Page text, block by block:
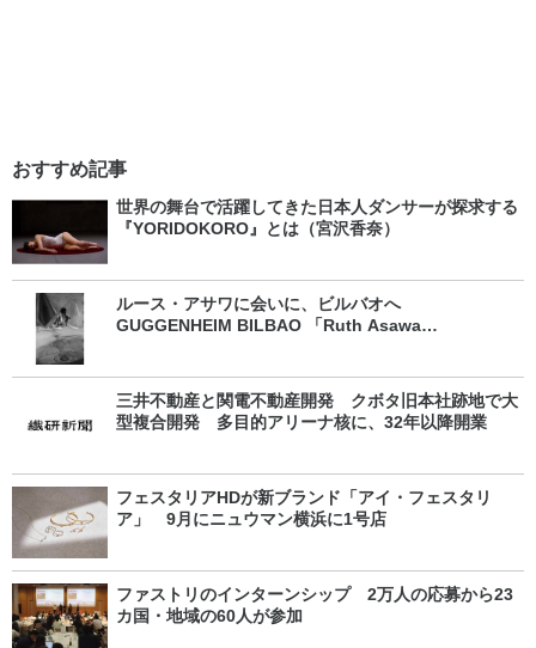
おすすめ記事
世界の舞台で活躍してきた日本人ダンサーが探求する
『YORIDOKORO』とは（宮沢香奈）
ルース・アサワに会いに、ビルバオへ
GUGGENHEIM BILBAO 「Ruth Asawa
三井不動産と関電不動産開発 クボタ旧本社跡地で大
型複合開発 多目的アリーナ核に、32年以降開業
フェスタリアHDが新ブランド「アイ・フェスタリ
ア」 9月にニュウマン横浜に1号店
ファストリのインターンシップ 2万人の応募から23
カ国・地域の60人が参加